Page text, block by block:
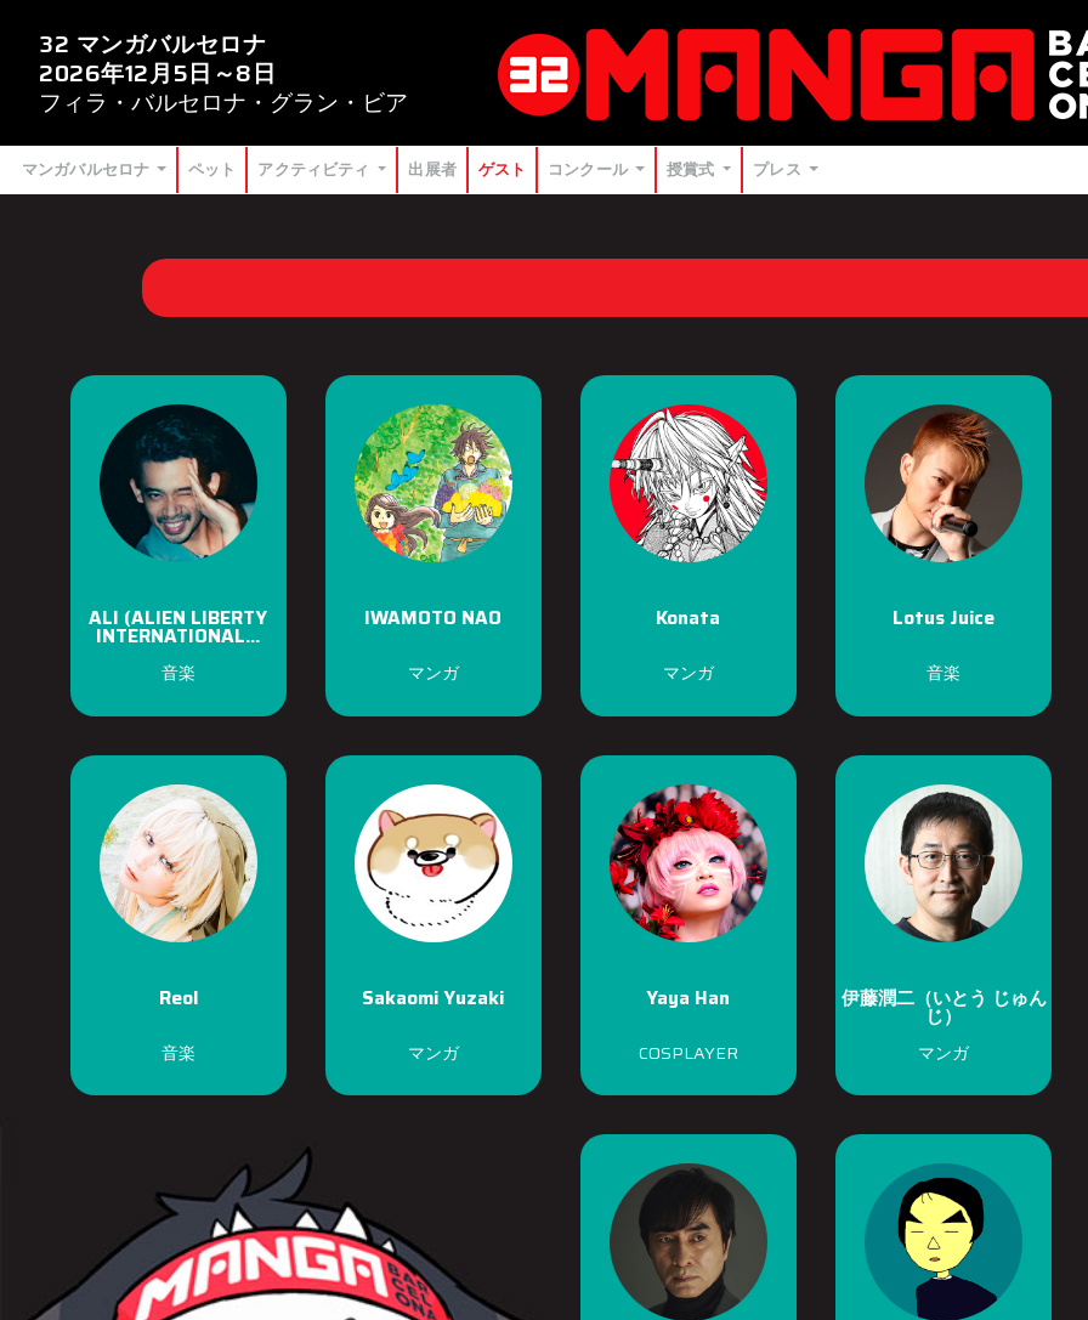
32 マンガバルセロナ
2026年12月5日～8日
フィラ・バルセロナ・グラン・ビア
マンガバルセロナ ペット アクティビティ 出展者 ゲスト コンクール 授賞式 プレス
ALI (ALIEN LIBERTY
INTERNATIONAL...
音楽
IWAMOTO NAO
マンガ
Konata
マンガ
Lotus Juice
音楽
Reol
音楽
Sakaomi Yuzaki
マンガ
Yaya Han
COSPLAYER
伊藤潤二（いとう じゅん
じ）
マンガ